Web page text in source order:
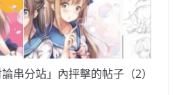
串分站」內抨擊的帖子（2）